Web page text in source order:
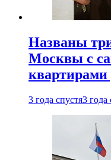
Названы
Москвы с
квартирами
3 года спустя3 года